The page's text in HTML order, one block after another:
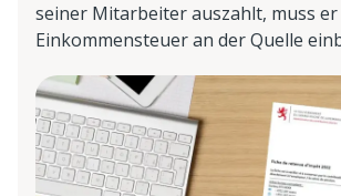
seiner Mitarbeiter auszahlt, muss er
Einkommensteuer an der Quelle